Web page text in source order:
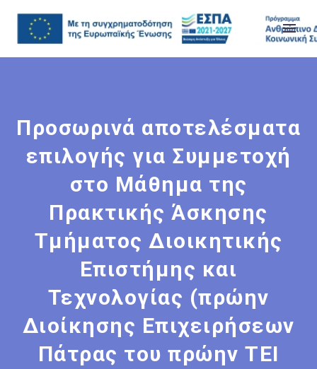
Προσωρινά αποτελέσματα
επιλογής για Συμμετοχή
στο Μάθημα της
Πρακτικής Άσκησης
Τμήματος Διοικητικής
Επιστήμης και
Τεχνολογίας (πρώην
Διοίκησης Επιχειρήσεων
Πάτρας του πρώην ΤΕΙ